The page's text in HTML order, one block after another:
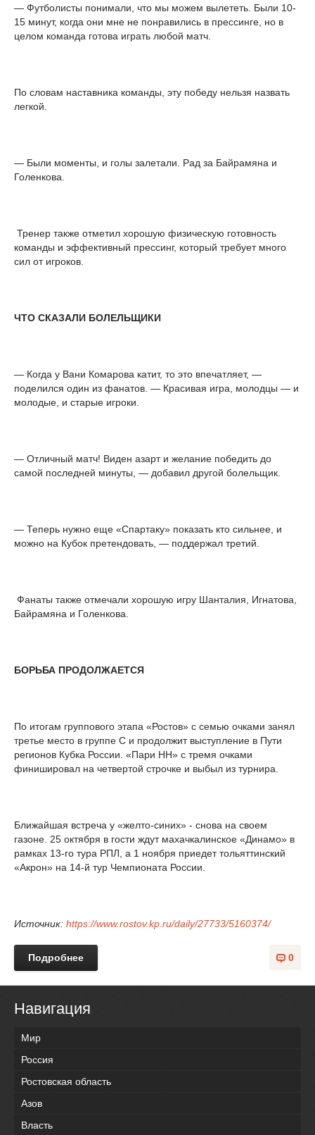
— Футболисты понимали, что мы можем вылететь. Были 10-
15 минут, когда они мне не понравились в прессинге, но в
целом команда готова играть любой матч.
По словам наставника команды, эту победу нельзя назвать
легкой.
— Были моменты, и голы залетали. Рад за Байрамяна и
Голенкова.
Тренер также отметил хорошую физическую готовность
команды и эффективный прессинг, который требует много
сил от игроков.
ЧТО СКАЗАЛИ БОЛЕЛЬЩИКИ
— Когда у Вани Комарова катит, то это впечатляет, —
поделился один из фанатов. — Красивая игра, молодцы — и
молодые, и старые игроки.
— Отличный матч! Виден азарт и желание победить до
самой последней минуты, — добавил другой болельщик.
— Теперь нужно еще «Спартаку» показать кто сильнее, и
можно на Кубок претендовать, — поддержал третий.
Фанаты также отмечали хорошую игру Шанталия, Игнатова,
Байрамяна и Голенкова.
БОРЬБА ПРОДОЛЖАЕТСЯ
По итогам группового этапа «Ростов» с семью очками занял
третье место в группе С и продолжит выступление в Пути
регионов Кубка России. «Пари НН» с тремя очками
финишировал на четвертой строчке и выбыл из турнира.
Ближайшая встреча у «желто-синих» - снова на своем
газоне. 25 октября в гости ждут махачкалинское «Динамо» в
рамках 13-го тура РПЛ, а 1 ноября приедет тольяттинский
«Акрон» на 14-й тур Чемпионата России.
Источник: https://www.rostov.kp.ru/daily/27733/5160374/
0
Подробнее
Навигация
Мир
Россия
Ростовская область
Азов
Власть